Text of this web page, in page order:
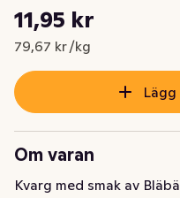
Nuvarande pris är: 11,95 kr
11,95 kr
79,67 kr /kg
Styckpris: 79,67 kr /kg
Om varan
Kvarg med smak av